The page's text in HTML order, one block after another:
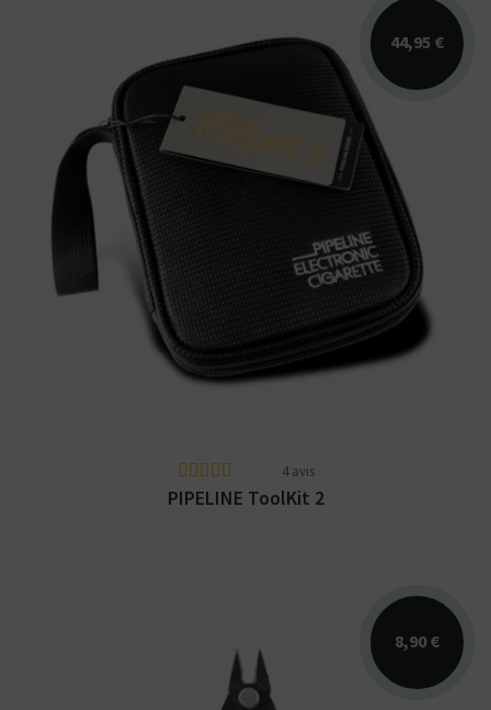
44,95 €
Le PIPELINE ToolKit 2 inclus tout le matériel
nécessaire à la reconstruction d'une
résistance...
4 avis
PIPELINE ToolKit 2
8,90 €